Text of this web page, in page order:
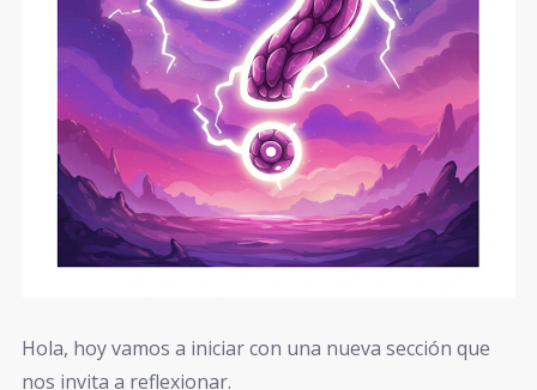
Hola, hoy vamos a iniciar con una nueva sección que
nos invita a reflexionar.